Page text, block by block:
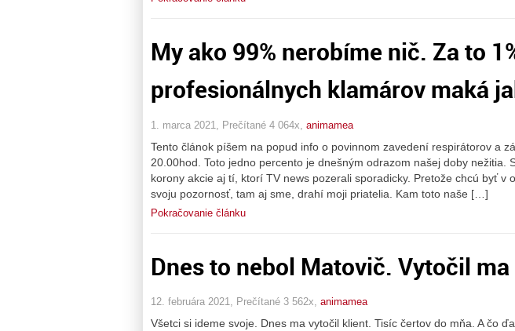
My ako 99% nerobíme nič. Za to
profesionálnych klamárov maká
1. marca 2021, Prečítané 4 064x, animamea
Tento článok píšem na popud info o povinnom zavedení respirátorov a
20.00hod. Toto jedno percento je dnešným odrazom našej doby nežitia.
korony akcie aj tí, ktorí TV news pozerali sporadicky. Pretože chcú byť v
svoju pozornosť, tam aj sme, drahí moji priatelia. Kam toto naše […]
Pokračovanie článku
Dnes to nebol Matovič. Vytočil
12. februára 2021, Prečítané 3 562x, animamea
Všetci si ideme svoje. Dnes ma vytočil klient. Tisíc čertov do mňa. A čo